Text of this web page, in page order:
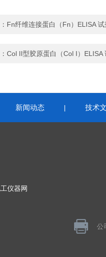
Fn纤维连接蛋白（Fn）ELISA 试
Col II型胶原蛋白（Col I）ELISA
新闻动态 | 技术
仪器网
公